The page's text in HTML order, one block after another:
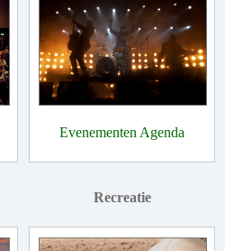
Evenementen Agenda
Recreatie